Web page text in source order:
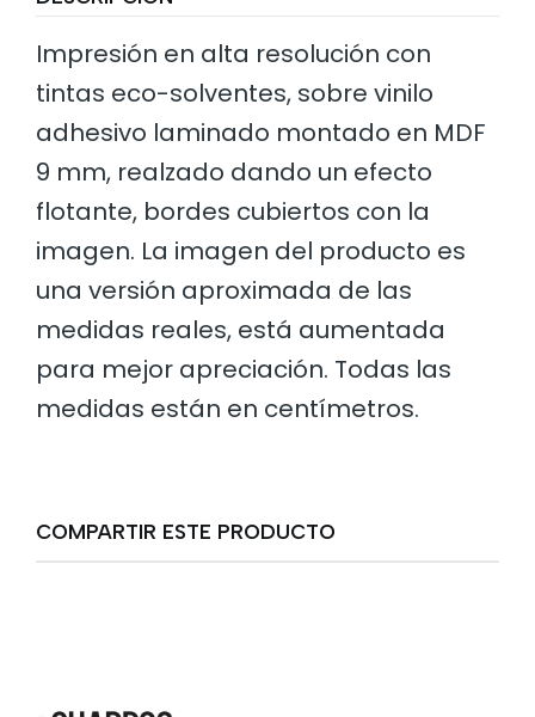
Impresión en alta resolución con
tintas eco-solventes, sobre vinilo
adhesivo laminado montado en MDF
9 mm, realzado dando un efecto
flotante, bordes cubiertos con la
imagen. La imagen del producto es
una versión aproximada de las
medidas reales, está aumentada
para mejor apreciación. Todas las
medidas están en centímetros.
COMPARTIR ESTE PRODUCTO